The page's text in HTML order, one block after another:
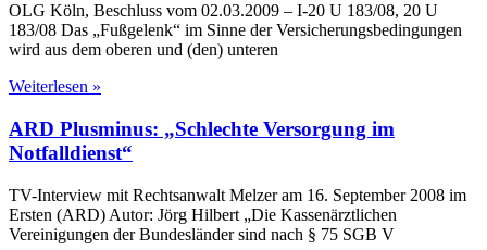
OLG Köln, Beschluss vom 02.03.2009 – I-20 U 183/08, 20 U
183/08 Das „Fußgelenk“ im Sinne der Versicherungsbedingungen
wird aus dem oberen und (den) unteren
Weiterlesen »
ARD Plusminus: „Schlechte Versorgung im
Notfalldienst“
TV-Interview mit Rechtsanwalt Melzer am 16. September 2008 im
Ersten (ARD) Autor: Jörg Hilbert „Die Kassenärztlichen
Vereinigungen der Bundesländer sind nach § 75 SGB V